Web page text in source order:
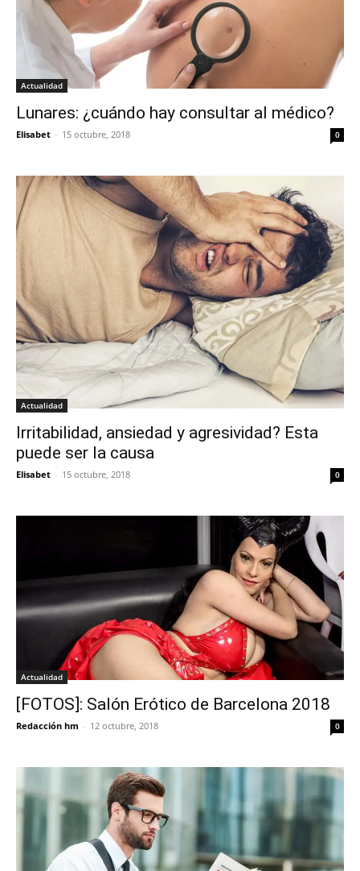
Actualidad
Lunares: ¿cuándo hay consultar al médico?
Elisabet - 15 octubre, 2018 0
Actualidad
Irritabilidad, ansiedad y agresividad? Esta
puede ser la causa
Elisabet - 15 octubre, 2018 0
Actualidad
[FOTOS]: Salón Erótico de Barcelona 2018
Redacción hm - 12 octubre, 2018 0